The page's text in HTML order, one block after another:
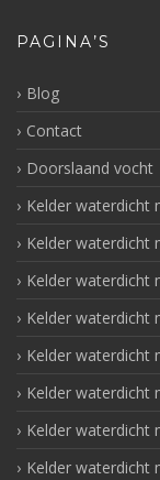
PAGINA’S
Blog
Contact
Doorslaand vocht
Kelder waterdicht
Kelder waterdicht
Kelder waterdicht
Kelder waterdicht
Kelder waterdicht
Kelder waterdicht
Kelder waterdicht
Kelder waterdicht